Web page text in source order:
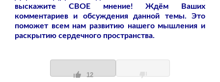
выскажите СВОЕ мнение! Ждём Ваших
комментариев и обсуждения данной темы. Это
поможет всем нам развитию нашего мышления и
раскрытию сердечного пространства.
12